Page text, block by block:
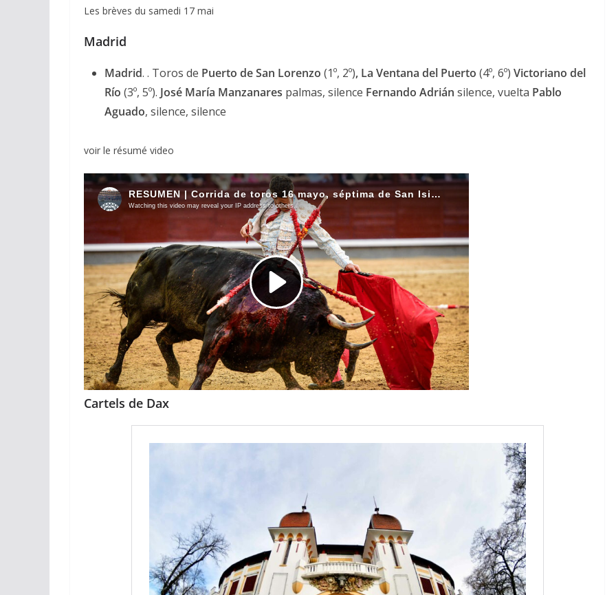
Les brèves du samedi 17 mai
Madrid
Madrid. . Toros de Puerto de San Lorenzo (1º, 2º), La Ventana del Puerto (4º, 6º) Victoriano del
Río (3º, 5º). José María Manzanares palmas, silence Fernando Adrián silence, vuelta Pablo
Aguado, silence, silence
voir le résumé video
Cartels de Dax
Arles : au seuil des
Olivier Castelnau
Istres : la feria des
ultimes émotions
Olivier Castelnau